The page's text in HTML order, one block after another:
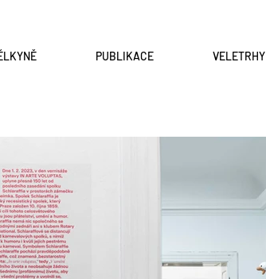
PUBLIKACE VELETRHY